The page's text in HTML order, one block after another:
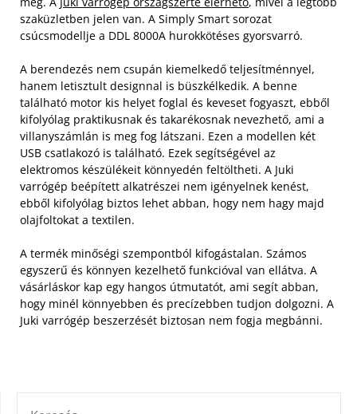
szaküzletben jelen van. A Simply Smart sorozat
csúcsmodellje a DDL 8000A hurokkötéses gyorsvarró.
A berendezés nem csupán kiemelkedő teljesítménnyel,
hanem letisztult designnal is büszkélkedik. A benne
található motor kis helyet foglal és keveset fogyaszt, ebből
kifolyólag praktikusnak és takarékosnak nevezhető, ami a
villanyszámlán is meg fog látszani. Ezen a modellen két
USB csatlakozó is található. Ezek segítségével az
elektromos készülékeit könnyedén feltöltheti. A Juki
varrógép beépített alkatrészei nem igényelnek kenést,
ebből kifolyólag biztos lehet abban, hogy nem hagy majd
olajfoltokat a textilen.
A termék minőségi szempontból kifogástalan. Számos
egyszerű és könnyen kezelhető funkcióval van ellátva. A
vásárláskor kap egy hangos útmutatót, ami segít abban,
hogy minél könnyebben és precízebben tudjon dolgozni. A
Juki varrógép beszerzését biztosan nem fogja megbánni.